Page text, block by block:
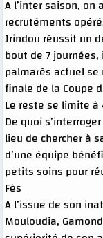
A l’inter saison, on
recrutéments
Jrindou réussit un
bout de 7
palmarès actuel
finale de la Coupe
Le reste se limite à
De quoi
lieu de chercher à
d’une équipe
petits soins pour
Fès
A l’issue de son
Mouloudia,